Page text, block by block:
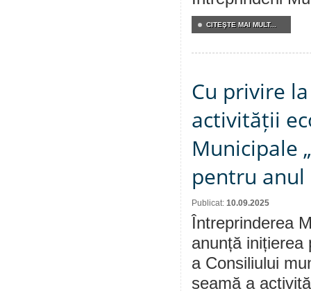
CITEŞTE MAI MULT...
Cu privire
activității
Municipale
pentru anul
Publicat: 10.09.2025
Întreprinderea
anunță inițierea
a Consiliului
seamă a